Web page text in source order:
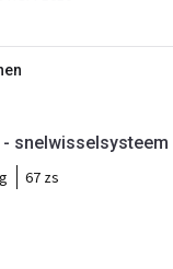
-
67 zs